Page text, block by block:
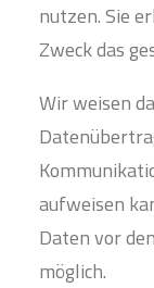
nutzen. Sie
Zweck das
Wir weisen
aufweisen
Daten vor
möglich.